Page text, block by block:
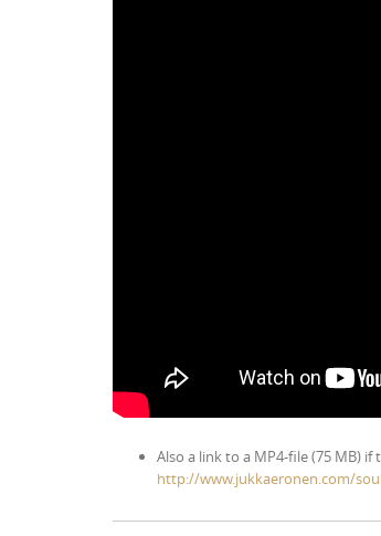
Also a link to a MP4-file (75 MB)
http://www.jukkaeronen.com/